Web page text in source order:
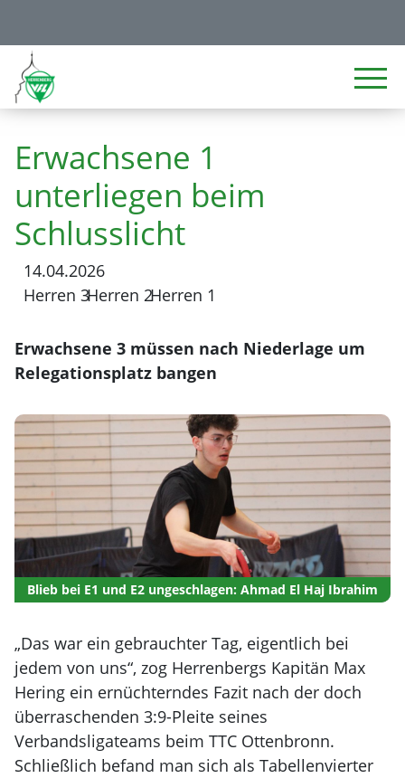
Erwachsene 1
unterliegen beim
Schlusslicht
14.04.2026
Herren 3Herren 2Herren 1
Erwachsene 3 müssen nach Niederlage um
Relegationsplatz bangen
Blieb bei E1 und E2 ungeschlagen: Ahmad El Haj Ibrahim
„Das war ein gebrauchter Tag, eigentlich bei
jedem von uns“, zog Herrenbergs Kapitän Max
Hering ein ernüchterndes Fazit nach der doch
überraschenden 3:9-Pleite seines
Verbandsligateams beim TTC Ottenbronn.
Schließlich befand man sich als Tabellenvierter